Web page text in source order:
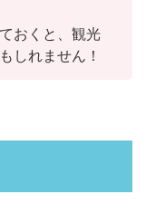
おくと、観光
しれません！